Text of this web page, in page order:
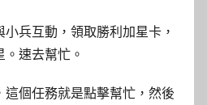
兵互動，領取勝利加星卡，
速去幫忙。
這個任務就是點擊幫忙，然後